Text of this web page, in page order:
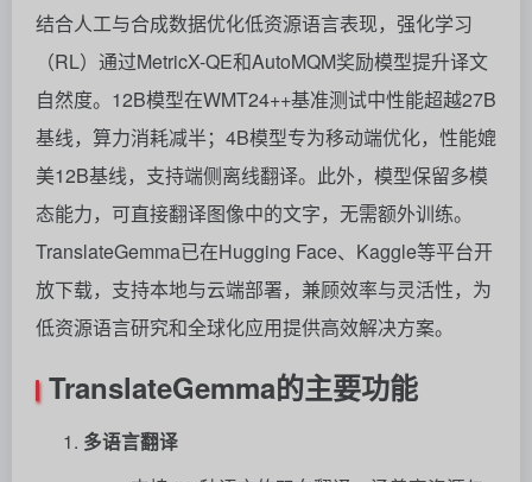
结合人工与合成数据优化低资源语言表现，强化学习
（RL）通过MetricX-QE和AutoMQM奖励模型提升译文
自然度。12B模型在WMT24++基准测试中性能超越27B
基线，算力消耗减半；4B模型专为移动端优化，性能媲
美12B基线，支持端侧离线翻译。此外，模型保留多模
态能力，可直接翻译图像中的文字，无需额外训练。
TranslateGemma已在Hugging Face、Kaggle等平台开
放下载，支持本地与云端部署，兼顾效率与灵活性，为
低资源语言研究和全球化应用提供高效解决方案。
TranslateGemma的主要功能
多语言翻译